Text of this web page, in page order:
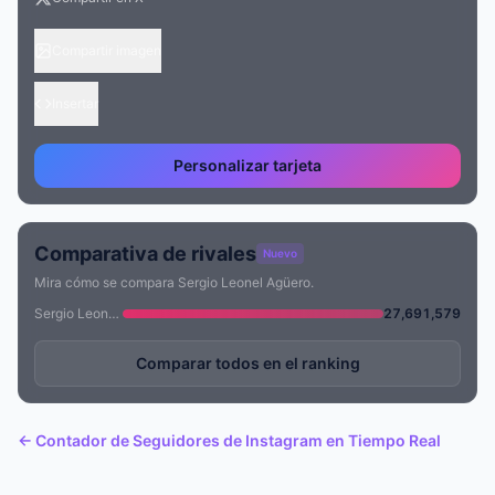
Personalizar tarjeta
Comparativa de rivales Nuevo
Mira cómo se compara Sergio Leonel Agüero.
Sergio Leonel Agüero
27,691,579
Comparar todos en el ranking
← Contador de Seguidores de Instagram en Tiempo Real